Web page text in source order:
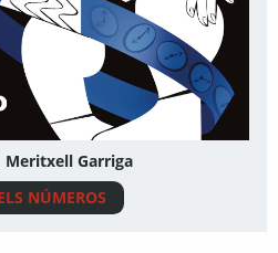
Garriga
NÚMEROS